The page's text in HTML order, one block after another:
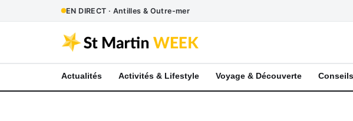
EN DIRECT · Antilles & Outre-mer
Actualités Activités & Lifestyle Voyage & Découverte